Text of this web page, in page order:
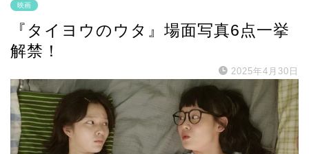
映画
『タイヨウのウタ』場面写真6点一挙
解禁！
2025年4月30日